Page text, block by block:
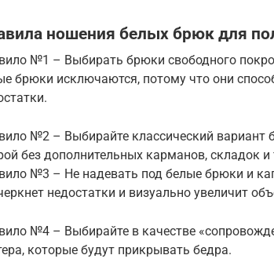
ношения белых брюк для
№1 – Выбирать брюки свободного
брюки исключаются, потому что они
№2 – Выбирайте классический вариант
без дополнительных карманов, складок и
№3 – Не надевать под белые брюки и
недостатки и визуально увеличит
№4 – Выбирайте в качестве
которые будут прикрывать бедра.